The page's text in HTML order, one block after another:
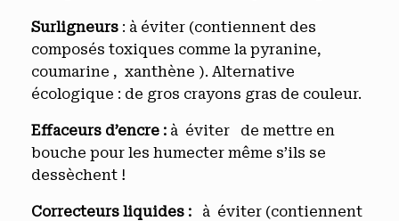
Surligneurs : à éviter (contiennent des
composés toxiques comme la pyranine,
coumarine , xanthène ). Alternative
écologique : de gros crayons gras de couleur.
Effaceurs d’encre : à éviter de mettre en
bouche pour les humecter même s’ils se
dessèchent !
Correcteurs liquides :
à éviter (contiennent